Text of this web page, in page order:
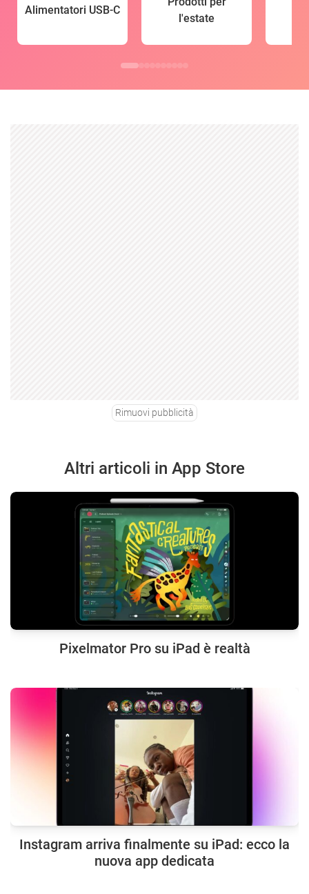
Alimentatori USB-C
l'estate
Rimuovi pubblicità
Altri articoli in App Store
Pixelmator Pro su iPad è realtà
Instagram arriva finalmente su iPad: ecco la
nuova app dedicata